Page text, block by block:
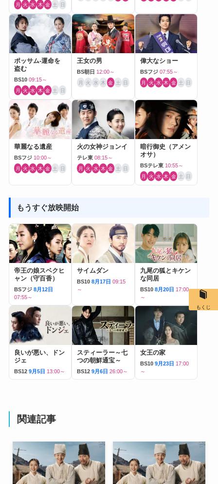
月 火 水 木 金 土 日
ポッサム-運命を
盗む
BS10 09:15～
月 火 水 木 金 土 日
王女の男
BS朝日 12:00～
月 火 水 木 金 土 日
偉大なショー
BSフジ 07:55～
月 火 水 木 金 土 日
華麗なる遺産
BSフジ 10:00～
月 火 水 木 金 土 日
火の女神ジョンイ
テレ東 08:15～
月 火 水 木 金 土 日
暗行御史（アメン
オサ）
BSテレ東 10:55～
月 火 水 木 金 土 日
もうすぐ放映開始
帝王の娘スベクヒ
ャン（守百香）
BSフジ 8月12日
07:55～
サイムダン
BS10 8月17日 09:15
～
九尾の狐とキケン
な同居
BS10 8月20日 17:00
～
良いが悪い、ドン
ジェ
BS12 9月5日 13:00～
スティーラー～七
つの朝鮮通宝～
BS12 9月6日 26:00～
女王の家
BS10 9月23日 17:00
～
関連記事
もくじ